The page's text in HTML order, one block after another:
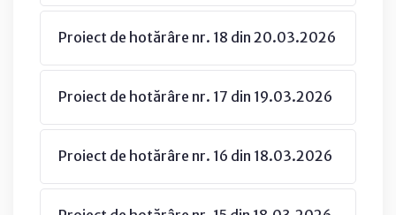
Proiect de hotărâre nr. 18 din 20.03.2026
Proiect de hotărâre nr. 17 din 19.03.2026
Proiect de hotărâre nr. 16 din 18.03.2026